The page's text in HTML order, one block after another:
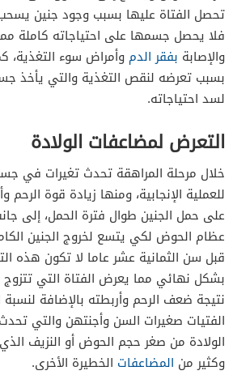
تحصل الفتاة عليها بسبب وجود جنين
فلا يحصل جسمها على احتياجاته كاملة
والإصابة بفقر الدم وأمراض سوء التغذية،
بسبب تعرضه لنقص التغذية والتي يأخذ
لسد احتياجاته.
التعرض لمضاعفات الولادة
خلال مرحلة المراهقة تحدث تغيرات في
للعملية الإنجابية، ومنها زيادة قوة
على حمل الجنين طوال فترة الحمل، إلى
عظام الحوض لكي يتسع لخروج الجنين
قبل سن الثمانية عشر عاما لا تكون هذه
بشكل نهائي مما يعرض الفتاة التي تتزوج
نتيجة ضعف الرحم وأربطته بالإضافة لنسبة
الفتيات صغيرات السن وأجنتهن والتي
الولادة من صغر حجم الحوض أو النزيف
وكثير من المضاعفات الخطيرة الأخرى.